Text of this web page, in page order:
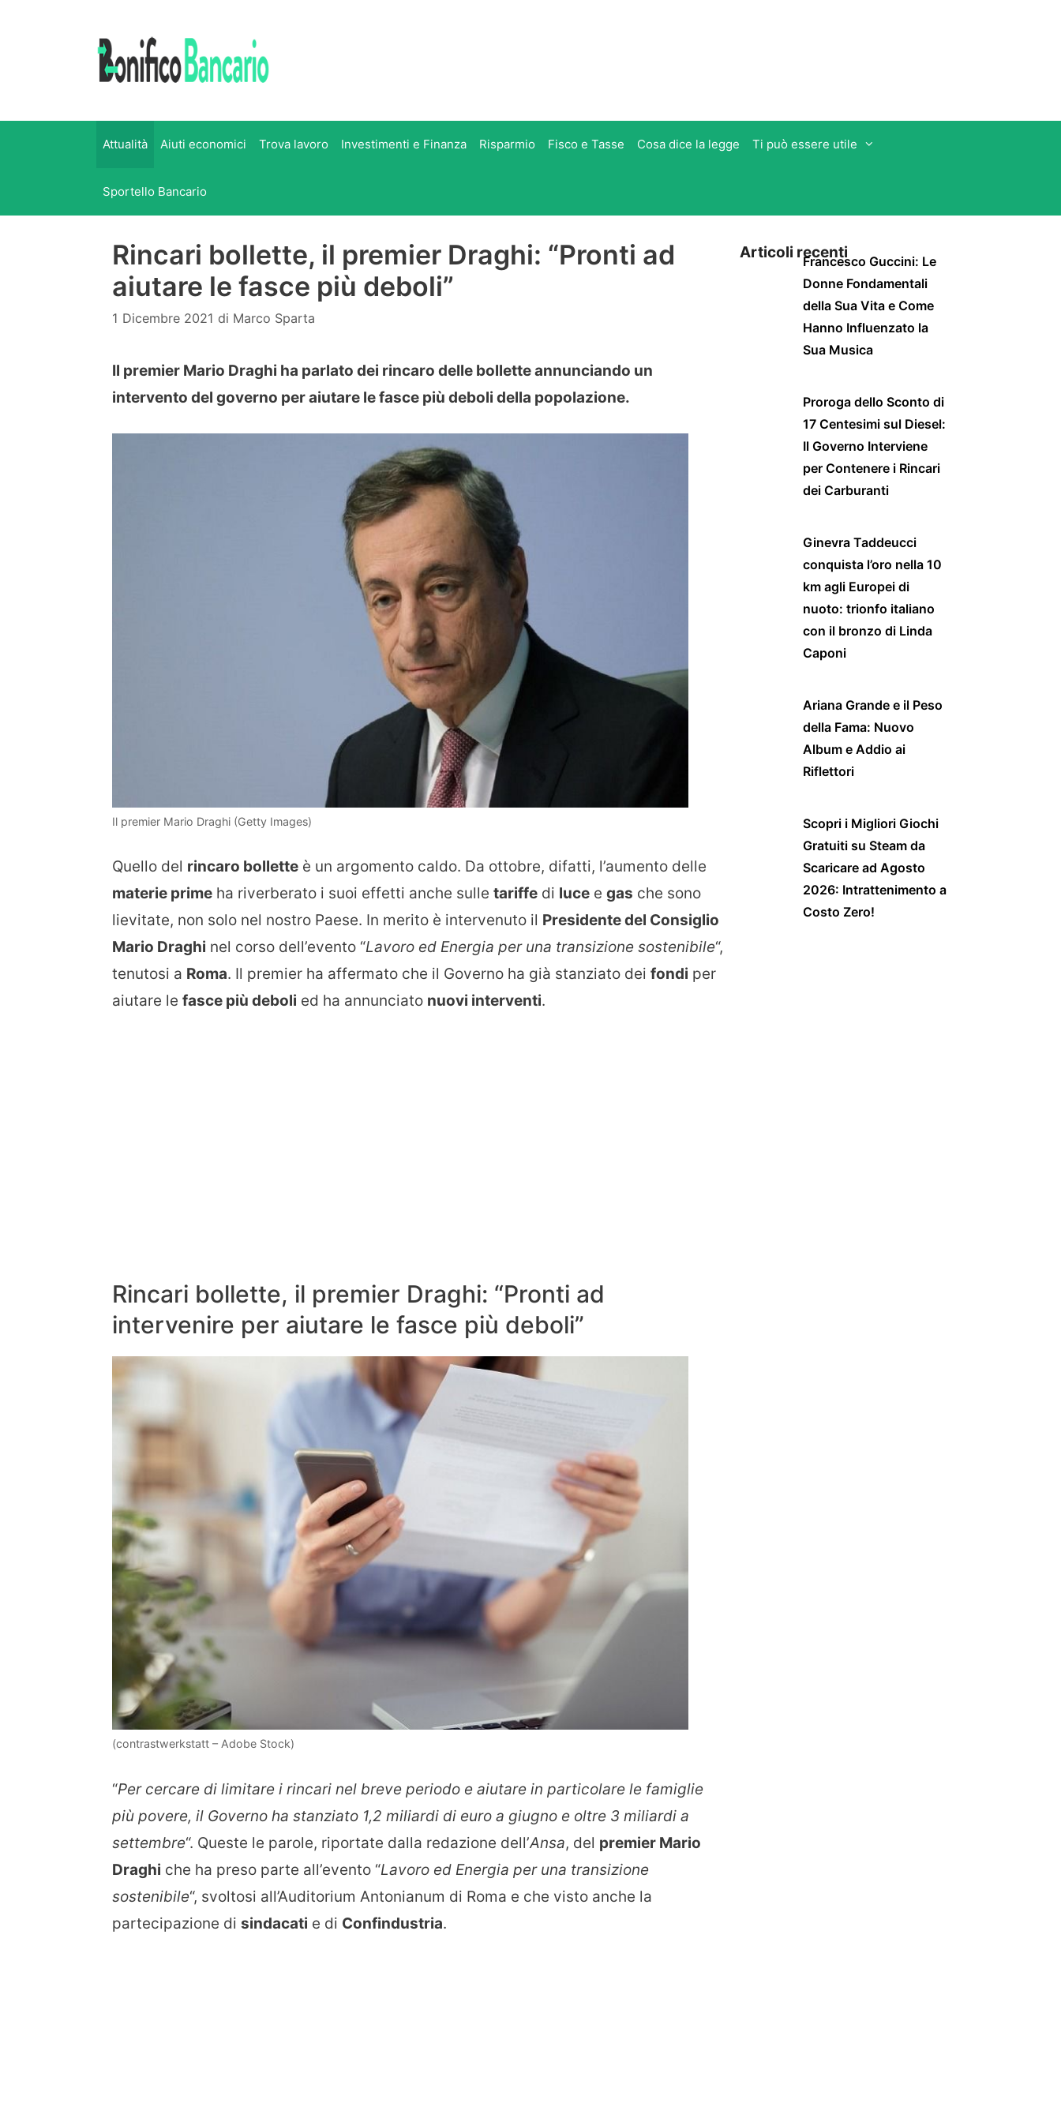
Attualità Aiuti economici Trova lavoro Investimenti e Finanza Risparmio Fisco e Tasse Cosa dice la legge Ti può essere utile
Sportello Bancario
Rincari bollette, il premier Draghi: “Pronti ad
aiutare le fasce più deboli”
1 Dicembre 2021 di Marco Sparta
Il premier Mario Draghi ha parlato dei rincaro delle bollette annunciando un
intervento del governo per aiutare le fasce più deboli della popolazione.
Il premier Mario Draghi (Getty Images)
Quello del rincaro bollette è un argomento caldo. Da ottobre, difatti, l’aumento delle
materie prime ha riverberato i suoi effetti anche sulle tariffe di luce e gas che sono
lievitate, non solo nel nostro Paese. In merito è intervenuto il Presidente del Consiglio
Mario Draghi nel corso dell’evento “Lavoro ed Energia per una transizione sostenibile“,
tenutosi a Roma. Il premier ha affermato che il Governo ha già stanziato dei fondi per
aiutare le fasce più deboli ed ha annunciato nuovi interventi.
Rincari bollette, il premier Draghi: “Pronti ad
intervenire per aiutare le fasce più deboli”
(contrastwerkstatt – Adobe Stock)
“Per cercare di limitare i rincari nel breve periodo e aiutare in particolare le famiglie
più povere, il Governo ha stanziato 1,2 miliardi di euro a giugno e oltre 3 miliardi a
settembre“. Queste le parole, riportate dalla redazione dell’Ansa, del premier Mario
Draghi che ha preso parte all’evento “Lavoro ed Energia per una transizione
sostenibile“, svoltosi all’Auditorium Antonianum di Roma e che visto anche la
partecipazione di sindacati e di Confindustria.
Articoli recentiFrancesco Guccini: Le
Donne Fondamentali
della Sua Vita e Come
Hanno Influenzato la
Sua Musica
Proroga dello Sconto di
17 Centesimi sul Diesel:
Il Governo Interviene
per Contenere i Rincari
dei Carburanti
Ginevra Taddeucci
conquista l’oro nella 10
km agli Europei di
nuoto: trionfo italiano
con il bronzo di Linda
Caponi
Ariana Grande e il Peso
della Fama: Nuovo
Album e Addio ai
Riflettori
Scopri i Migliori Giochi
Gratuiti su Steam da
Scaricare ad Agosto
2026: Intrattenimento a
Costo Zero!